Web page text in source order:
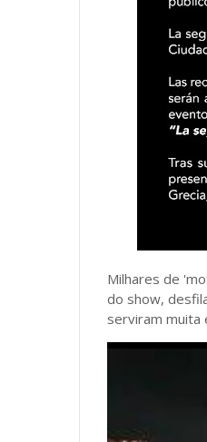
Milhares de
do show,
serviram muita